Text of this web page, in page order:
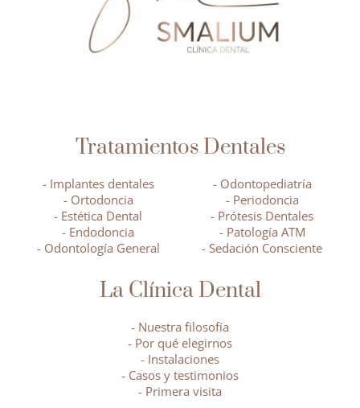
Tratamientos Dentales
- Implantes dentales
- Ortodoncia
- Estética Dental
- Endodoncia
- Odontología General
- Odontopediatría
- Periodoncia
- Prótesis Dentales
- Patología ATM
- Sedación Consciente
La Clínica Dental
- Nuestra filosofía
- Por qué elegirnos
- Instalaciones
- Casos y testimonios
- Primera visita